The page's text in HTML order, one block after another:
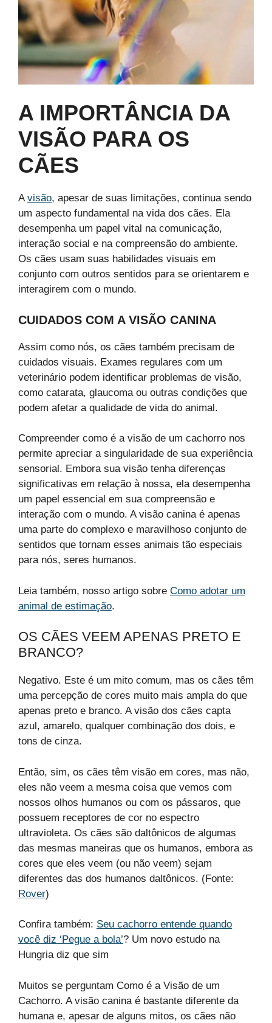
A IMPORTÂNCIA DA
VISÃO PARA OS
CÃES
Avisão, apesar de suas limitações, continua sendo
um aspecto fundamental na vida dos cães. Ela
desempenha um papel vital na comunicação,
interação social e na compreensão do ambiente.
Os cães usam suas habilidades visuais em
conjunto com outros sentidos para se orientarem e
interagirem com o mundo.
CUIDADOS COM A VISÃO CANINA
Assim como nós, os cães também precisam de
cuidados visuais. Exames regulares com um
veterinário podem identificar problemas de visão,
como catarata, glaucoma ou outras condições que
podem afetar a qualidade de vida do animal.
Compreender como é a visão de um cachorro nos
permite apreciar a singularidade de sua experiência
sensorial. Embora sua visão tenha diferenças
significativas em relação à nossa, ela desempenha
um papel essencial em sua compreensão e
interação com o mundo. A visão canina é apenas
uma parte do complexo e maravilhoso conjunto de
sentidos que tornam esses animais tão especiais
para nós, seres humanos.
Leia também, nosso artigo sobre Como adotar um
animal de estimação.
OS CÃES VEEM APENAS PRETO E
BRANCO?
Negativo. Este é um mito comum, mas os cães têm
uma percepção de cores muito mais ampla do que
apenas preto e branco. A visão dos cães capta
azul, amarelo, qualquer combinação dos dois, e
tons de cinza.
Então, sim, os cães têm visão em cores, mas não,
eles não veem a mesma coisa que vemos com
nossos olhos humanos ou com os pássaros, que
possuem receptores de cor no espectro
ultravioleta. Os cães são daltônicos de algumas
das mesmas maneiras que os humanos, embora as
cores que eles veem (ou não veem) sejam
diferentes das dos humanos daltônicos. (Fonte:
Rover)
Confira também: Seu cachorro entende quando
você diz ‘Pegue a bola’? Um novo estudo na
Hungria diz que sim
Muitos se perguntam Como é a Visão de um
Cachorro. A visão canina é bastante diferente da
humana e, apesar de alguns mitos, os cães não